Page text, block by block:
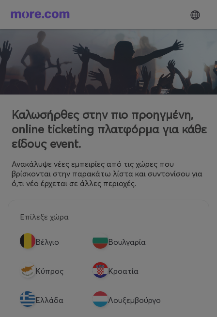
Καλωσήρθες στην πιο προηγμένη,
online ticketing πλατφόρμα για κάθε
είδους event.
Ανακάλυψε νέες εμπειρίες από τις χώρες που
βρίσκονται στην παρακάτω λίστα και συντονίσου για
ό,τι νέο έρχεται σε άλλες περιοχές.
Επίλεξε χώρα
Βέλγιο Βουλγαρία
Κύπρος Κροατία
Eλλάδα Λουξεμβούργο